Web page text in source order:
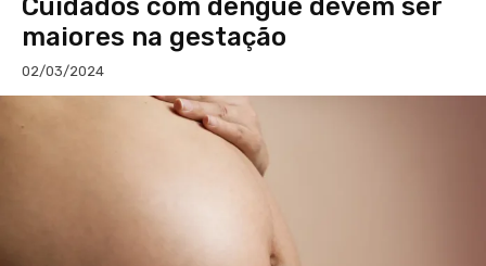
Cuidados com dengue devem ser
maiores na gestação
02/03/2024